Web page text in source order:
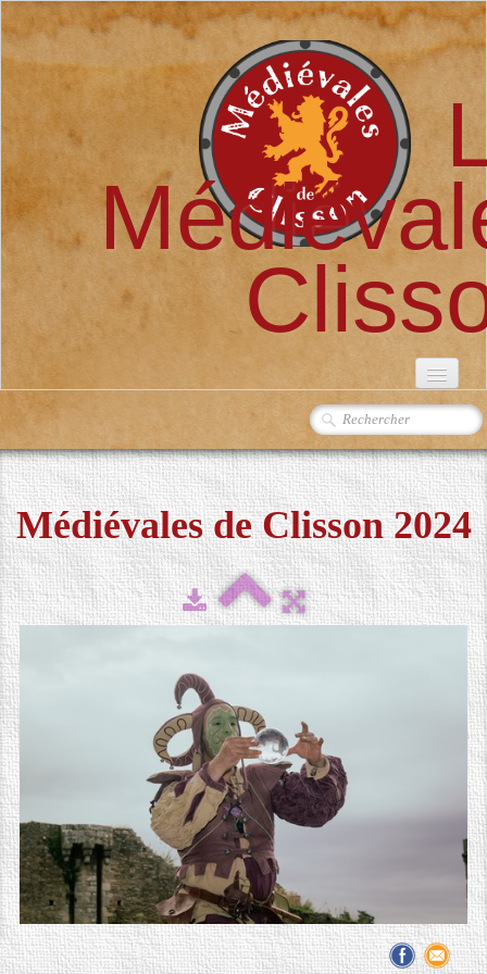
L'ASSOCIATION▼
FESTIVAL 2026▼
MÉDIAS▼
CONTACT
LOCATION DE COSTUMES
Médiévales de Clisson 2024